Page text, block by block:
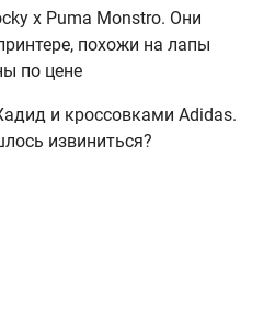
x Puma Monstro. Они
похожи на лапы
по цене
и кроссовками Adidas.
извиниться?